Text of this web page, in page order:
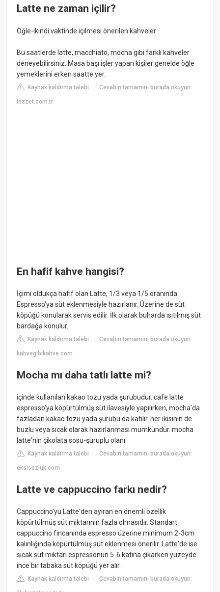
Latte ne zaman içilir?
Öğle-ikindi vaktinde içilmesi önerilen kahveler
Bu saatlerde latte, macchiato, mocha gibi farklı kahveler
deneyebilirsiniz. Masa başı işler yapan kişiler genelde öğle
yemeklerini erken saatte yer.
Kaynak kaldırma talebi |Cevabın tamamını burada okuyun:
lezzet.com.tr
En hafif kahve hangisi?
İçimi oldukça hafif olan Latte, 1/3 veya 1/5 oranında
Espresso'ya süt eklenmesiyle hazırlanır. Üzerine de süt
köpüğü konularak servis edilir. İlk olarak buharda ısıtılmış süt
bardağa konulur.
Kaynak kaldırma talebi |Cevabın tamamını burada okuyun:
kahvegibikahve.com
Mocha mı daha tatlı latte mi?
içinde kullanılan kakao tozu yada şurubudur. cafe latte
espresso'ya köpürtülmüş süt ilavesiyle yapılırken, mocha'da
fazladan kakao tozu yada şurubu da katılır. her ikisinin de
buzlu veya sıcak olarak hazırlanması mümkündür. mocha
latte'nin çikolata sosu-şuruplu olanı.
Kaynak kaldırma talebi |Cevabın tamamını burada okuyun:
eksisozluk.com
Latte ve cappuccino farkı nedir?
Cappuccino'yu Latte'den ayıran en önemli özellik
köpürtülmüş süt miktarının fazla olmasıdır. Standart
cappuccino fincanında espresso üzerine minimum 2-3cm
kalınlığında köpürtülmüş süt eklenmesi önerilir. Latte'de ise
sıcak süt miktarı espressonun 5-6 katına çıkarken yüzeyde
ince bir tabaka süt köpüğü yer alır.
Kaynak kaldırma talebi |Cevabın tamamını burada okuyun: